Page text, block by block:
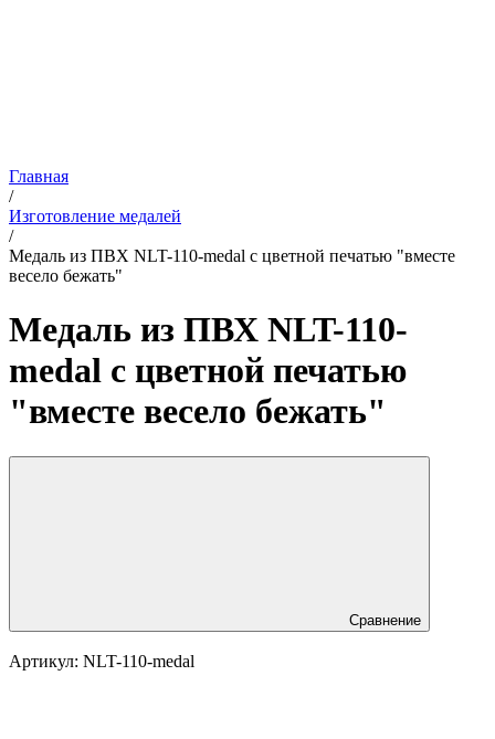
Главная
/
Изготовление медалей
/
Медаль из ПВХ NLT-110-medal с цветной печатью "вместе
весело бежать"
Медаль из ПВХ NLT-110-
medal с цветной печатью
"вместе весело бежать"
Сравнение
Артикул: NLT-110-medal